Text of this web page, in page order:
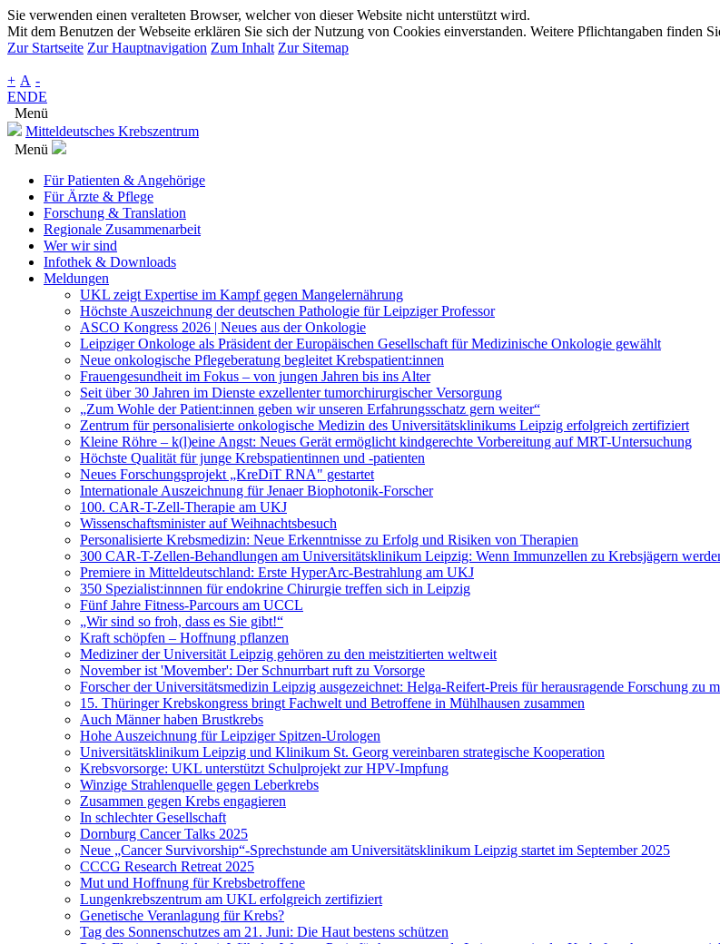
Sie verwenden einen veralteten Browser, welcher von dieser Website nicht unterstützt wird.
Mit dem Benutzen der Webseite erklären Sie sich der Nutzung von Cookies einverstanden. Weitere Pflichtangaben finden
Zur Startseite Zur Hauptnavigation Zum Inhalt Zur Sitemap
+ A -
ENDE
Menü
Mitteldeutsches Krebszentrum
Menü
Für Patienten & Angehörige
Für Ärzte & Pflege
Forschung & Translation
Regionale Zusammenarbeit
Wer wir sind
Infothek & Downloads
Meldungen
UKL zeigt Expertise im Kampf gegen Mangelernährung
Höchste Auszeichnung der deutschen Pathologie für Leipziger Professor
ASCO Kongress 2026 | Neues aus der Onkologie
Leipziger Onkologe als Präsident der Europäischen Gesellschaft für Medizinische Onkologie gewählt
Neue onkologische Pflegeberatung begleitet Krebspatient:innen
Frauengesundheit im Fokus – von jungen Jahren bis ins Alter
Seit über 30 Jahren im Dienste exzellenter tumorchirurgischer Versorgung
„Zum Wohle der Patient:innen geben wir unseren Erfahrungsschatz gern weiter“
Zentrum für personalisierte onkologische Medizin des Universitätsklinikums Leipzig erfolgreich zertifiziert
Kleine Röhre – k(l)eine Angst: Neues Gerät ermöglicht kindgerechte Vorbereitung auf MRT-Untersuchung
Höchste Qualität für junge Krebspatientinnen und -patienten
Neues Forschungsprojekt „KreDiT RNA" gestartet
Internationale Auszeichnung für Jenaer Biophotonik-Forscher
100. CAR-T-Zell-Therapie am UKJ
Wissenschaftsminister auf Weihnachtsbesuch
Personalisierte Krebsmedizin: Neue Erkenntnisse zu Erfolg und Risiken von Therapien
300 CAR-T-Zellen-Behandlungen am Universitätsklinikum Leipzig: Wenn Immunzellen zu Krebsjägern
Premiere in Mitteldeutschland: Erste HyperArc-Bestrahlung am UKJ
350 Spezialist:innnen für endokrine Chirurgie treffen sich in Leipzig
Fünf Jahre Fitness-Parcours am UCCL
„Wir sind so froh, dass es Sie gibt!“
Kraft schöpfen – Hoffnung pflanzen
Mediziner der Universität Leipzig gehören zu den meistzitierten weltweit
November ist 'Movember': Der Schnurrbart ruft zu Vorsorge
Forscher der Universitätsmedizin Leipzig ausgezeichnet: Helga-Reifert-Preis für herausragende Forschung zu
15. Thüringer Krebskongress bringt Fachwelt und Betroffene in Mühlhausen zusammen
Auch Männer haben Brustkrebs
Hohe Auszeichnung für Leipziger Spitzen-Urologen
Universitätsklinikum Leipzig und Klinikum St. Georg vereinbaren strategische Kooperation
Krebsvorsorge: UKL unterstützt Schulprojekt zur HPV-Impfung
Winzige Strahlenquelle gegen Leberkrebs
Zusammen gegen Krebs engagieren
In schlechter Gesellschaft
Dornburg Cancer Talks 2025
Neue „Cancer Survivorship“-Sprechstunde am Universitätsklinikum Leipzig startet im September 2025
CCCG Research Retreat 2025
Mut und Hoffnung für Krebsbetroffene
Lungenkrebszentrum am UKL erfolgreich zertifiziert
Genetische Veranlagung für Krebs?
Tag des Sonnenschutzes am 21. Juni: Die Haut bestens schützen